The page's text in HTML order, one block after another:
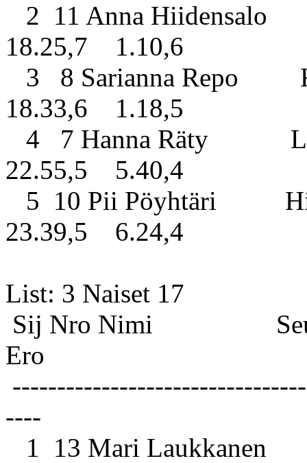
2 11 Anna Hiidensalo
18.25,7 1.10,6
3 8 Sarianna Repo
18.33,6 1.18,5
4 7 Hanna Räty
22.55,5 5.40,4
5 10 Pii Pöyhtäri
23.39,5 6.24,4
List: 3
Sij Nro Nimi
Ero
----
1 13 Mari Laukkanen